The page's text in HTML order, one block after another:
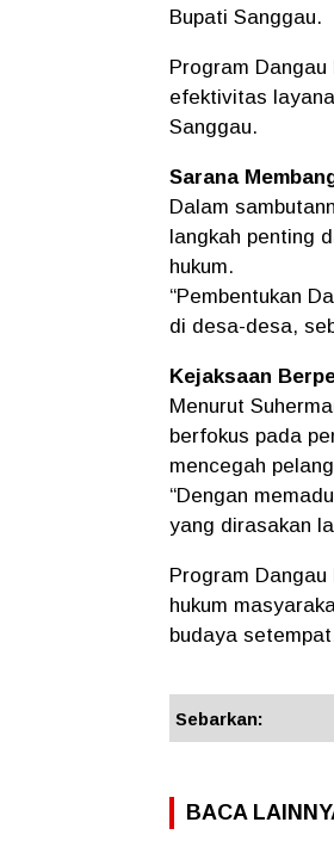
Bupati Sanggau.
Program
efektivitas
Sanggau.
Sarana
Dalam
langkah penting
hukum.
“Pembentukan
di desa-desa,
Kejaksaan
Menurut
berfokus pada
mencegah
“Dengan
yang dirasakan
Program
hukum
budaya
Sebarkan:
BACA